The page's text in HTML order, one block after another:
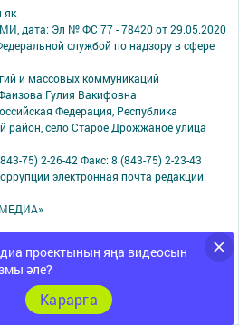
проектының яңа видеосын
әле?
Карарга
як
дата: Эл № ФС 77 - 78420 от 29.05.2020
службой по надзору в сфере
и массовых коммуникаций
Гулия Вакифовна
Федерация, Республика
район, село Старое Дрожжаное улица
75) 2-26-42 Факс: 8 (843-75) 2-23-43
электронная почта редакции:
«cookie»для персонализации сервисов и
отменить в настройках браузера.